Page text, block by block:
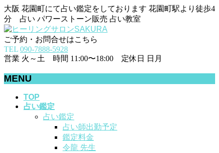
大阪 花園町にて占い鑑定をしております 花園町駅より徒歩4
分 占い パワーストーン販売 占い教室
ご予約・お問合せはこちら
TEL 090-7888-5928
営業 火～土 時間 11:00〜18:00 定休日 日月
MENU
TOP
占い鑑定
占い鑑定
占い師出勤予定
鑑定料金
令龍 先生